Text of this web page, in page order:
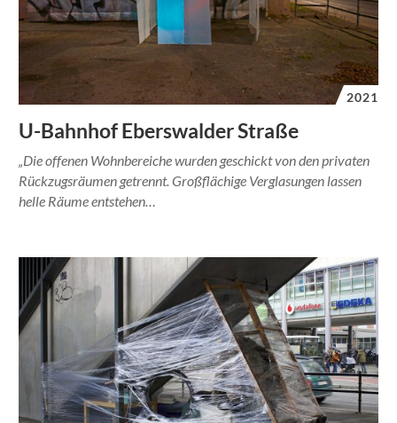
2021
U-Bahnhof Eberswalder Straße
„Die offenen Wohnbereiche wurden geschickt von den privaten
Rückzugsräumen getrennt. Großflächige Verglasungen lassen
helle Räume entstehen…